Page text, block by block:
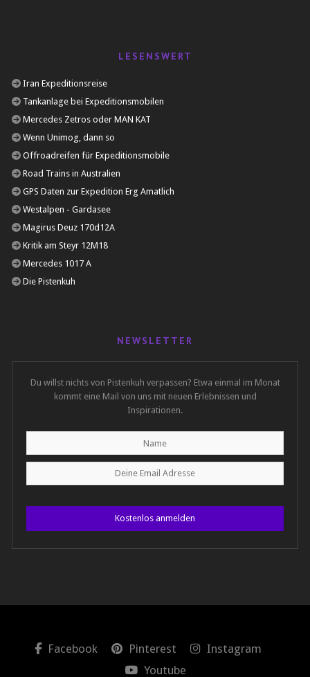
LESENSWERT
Iran Expeditionsreise
Tankanlage bei Expeditionsmobilen
Mercedes Zetros oder MAN KAT
Wenn Unimog, dann so
Offroadreifen für Expeditionsmobile
Road Trains in Australien
GPS Daten zur Expedition Erg Amatlich
Westalpen - Gardasee
Magirus Deuz 170d12A
Kritik am Steyr 12M18
Mercedes 1017 A
Die Pistenkuh
NEWSLETTER
Du willst nichts von Pistenkuh verpassen? Etwa einmal im Monat
kommt eine Mail von uns mit neuen Erlebnissen und
Inspirationen.
Kostenlos anmelden
Facebook Pinterest
Instagram
Youtube